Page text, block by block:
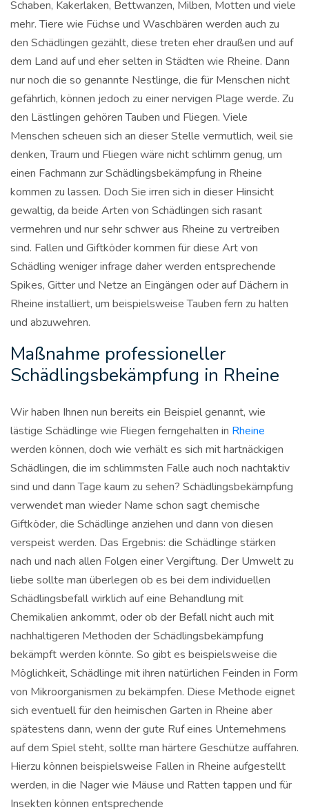
Schaben, Kakerlaken, Bettwanzen, Milben, Motten und viele
mehr. Tiere wie Füchse und Waschbären werden auch zu
den Schädlingen gezählt, diese treten eher draußen und auf
dem Land auf und eher selten in Städten wie Rheine. Dann
nur noch die so genannte Nestlinge, die für Menschen nicht
gefährlich, können jedoch zu einer nervigen Plage werde. Zu
den Lästlingen gehören Tauben und Fliegen. Viele
Menschen scheuen sich an dieser Stelle vermutlich, weil sie
denken, Traum und Fliegen wäre nicht schlimm genug, um
einen Fachmann zur Schädlingsbekämpfung in Rheine
kommen zu lassen. Doch Sie irren sich in dieser Hinsicht
gewaltig, da beide Arten von Schädlingen sich rasant
vermehren und nur sehr schwer aus Rheine zu vertreiben
sind. Fallen und Giftköder kommen für diese Art von
Schädling weniger infrage daher werden entsprechende
Spikes, Gitter und Netze an Eingängen oder auf Dächern in
Rheine installiert, um beispielsweise Tauben fern zu halten
und abzuwehren.
Maßnahme professioneller
Schädlingsbekämpfung in Rheine
Wir haben Ihnen nun bereits ein Beispiel genannt, wie
lästige Schädlinge wie Fliegen ferngehalten in Rheine
werden können, doch wie verhält es sich mit hartnäckigen
Schädlingen, die im schlimmsten Falle auch noch nachtaktiv
sind und dann Tage kaum zu sehen? Schädlingsbekämpfung
verwendet man wieder Name schon sagt chemische
Giftköder, die Schädlinge anziehen und dann von diesen
verspeist werden. Das Ergebnis: die Schädlinge stärken
nach und nach allen Folgen einer Vergiftung. Der Umwelt zu
liebe sollte man überlegen ob es bei dem individuellen
Schädlingsbefall wirklich auf eine Behandlung mit
Chemikalien ankommt, oder ob der Befall nicht auch mit
nachhaltigeren Methoden der Schädlingsbekämpfung
bekämpft werden könnte. So gibt es beispielsweise die
Möglichkeit, Schädlinge mit ihren natürlichen Feinden in Form
von Mikroorganismen zu bekämpfen. Diese Methode eignet
sich eventuell für den heimischen Garten in Rheine aber
spätestens dann, wenn der gute Ruf eines Unternehmens
auf dem Spiel steht, sollte man härtere Geschütze auffahren.
Hierzu können beispielsweise Fallen in Rheine aufgestellt
werden, in die Nager wie Mäuse und Ratten tappen und für
Insekten können entsprechende